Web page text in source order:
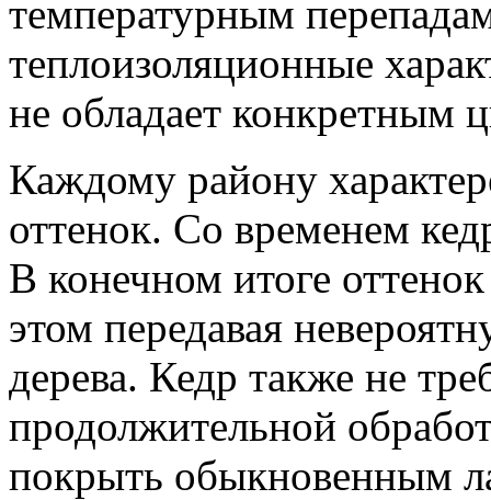
температурным
теплоизоляционные
не обладает конкретным
Каждому району
оттенок. Со временем
В конечном итоге
этом передавая
дерева. Кедр также не
продолжительной
покрыть обыкновенным